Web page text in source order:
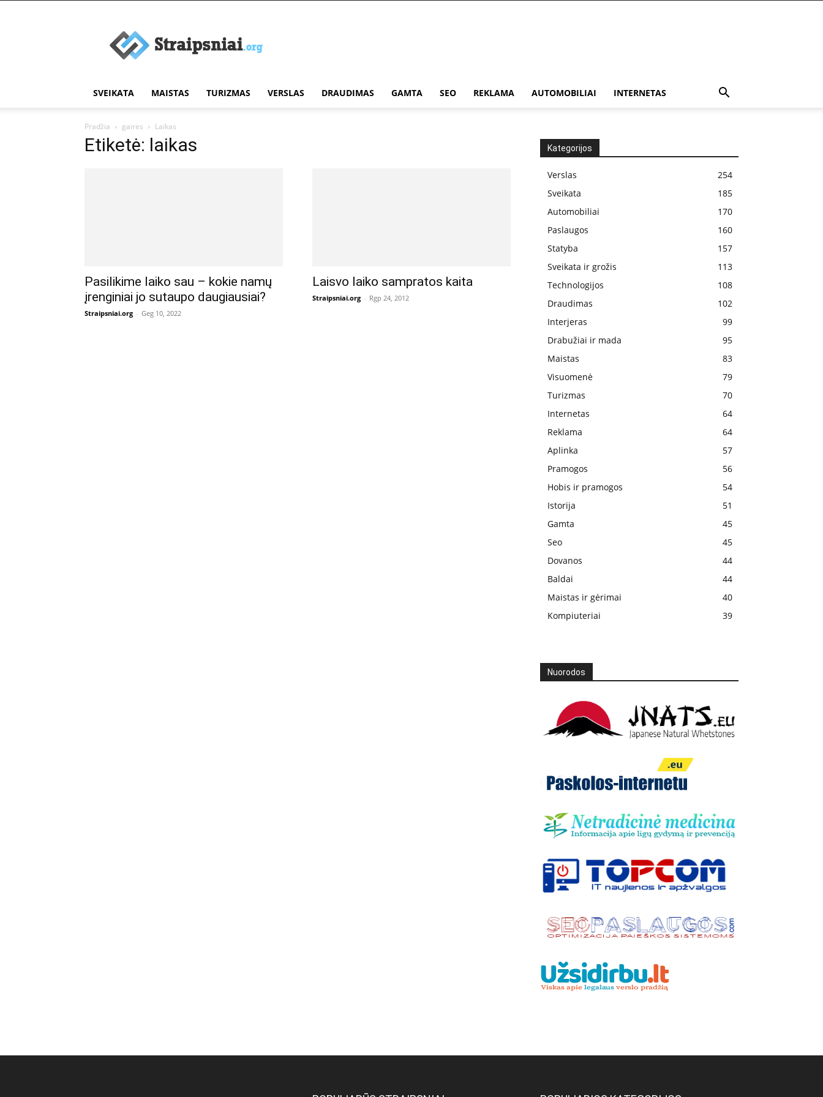
straipsniai
SVEIKATA MAISTAS TURIZMAS VERSLAS DRAUDIMAS GAMTA SEO REKLAMA AUTOMOBILIAI INTERNETAS
Pradžia gairės Laikas
Etiketė: laikas
Pasilikime laiko sau – kokie namų
įrenginiai jo sutaupo daugiausiai?
Straipsniai.org - Geg 10, 2022
Laisvo laiko sampratos kaita
Straipsniai.org - Rgp 24, 2012
Kategorijos
Verslas
254
Sveikata
185
Automobiliai
170
Paslaugos
160
Statyba
157
Sveikata ir grožis
113
Technologijos
108
Draudimas
102
Interjeras
99
Drabužiai ir mada
95
Maistas
83
Visuomenė
79
Turizmas
70
Internetas
64
Reklama
64
Aplinka
57
Pramogos
56
Hobis ir pramogos
54
Istorija
51
Gamta
45
Seo
45
Dovanos
44
Baldai
44
Maistas ir gėrimai
40
Kompiuteriai
39
Nuorodos